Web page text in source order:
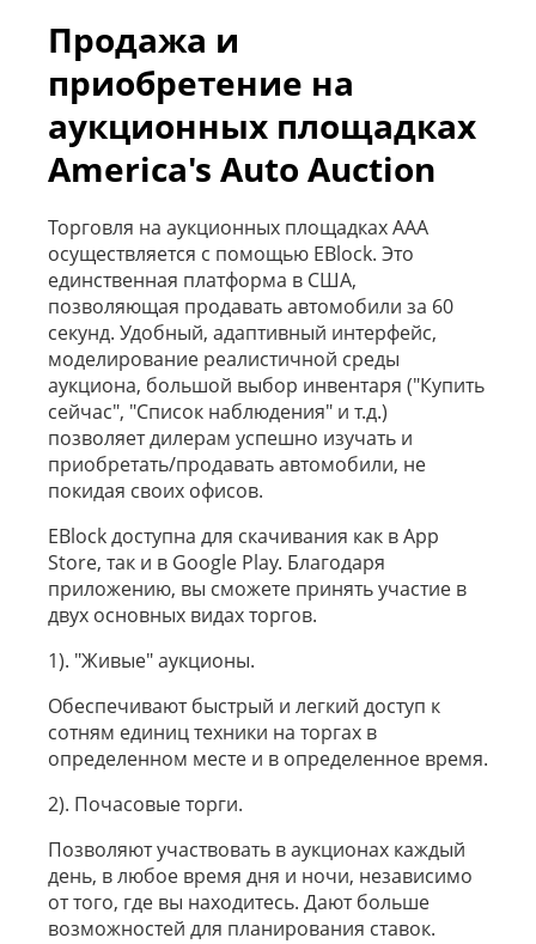
Продажа и
приобретение на
аукционных площадках
America's Auto Auction
Торговля на аукционных площадках AAA
осуществляется с помощью EBlock. Это
единственная платформа в США,
позволяющая продавать автомобили за 60
секунд. Удобный, адаптивный интерфейс,
моделирование реалистичной среды
аукциона, большой выбор инвентаря ("Купить
сейчас", "Список наблюдения" и т.д.)
позволяет дилерам успешно изучать и
приобретать/продавать автомобили, не
покидая своих офисов.
EBlock доступна для скачивания как в App
Store, так и в Google Play. Благодаря
приложению, вы сможете принять участие в
двух основных видах торгов.
1). "Живые" аукционы.
Обеспечивают быстрый и легкий доступ к
сотням единиц техники на торгах в
определенном месте и в определенное время.
2). Почасовые торги.
Позволяют участвовать в аукционах каждый
день, в любое время дня и ночи, независимо
от того, где вы находитесь. Дают больше
возможностей для планирования ставок.